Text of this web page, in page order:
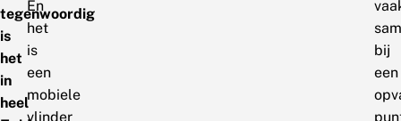
tegenwoordig
is
het
in
heel
En
het
is
een
mobiele
vlinder
bij
een